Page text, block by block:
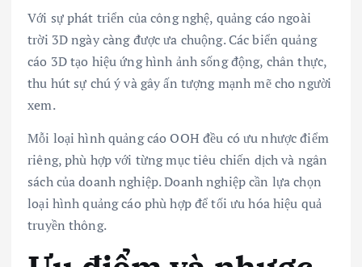
Với sự phát triển của công nghệ, quảng cáo ngoài
trời 3D ngày càng được ưa chuộng. Các biển quảng
cáo 3D tạo hiệu ứng hình ảnh sống động, chân thực,
thu hút sự chú ý và gây ấn tượng mạnh mẽ cho người
xem.
Mỗi loại hình quảng cáo OOH đều có ưu nhược điểm
riêng, phù hợp với từng mục tiêu chiến dịch và ngân
sách của doanh nghiệp. Doanh nghiệp cần lựa chọn
loại hình quảng cáo phù hợp để tối ưu hóa hiệu quả
truyền thông.